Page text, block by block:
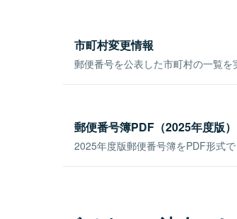
市町村変更情報
郵便番号を公表した市町村の一覧を
郵便番号簿PDF（2025年度版）
2025年度版郵便番号簿をPDF形式で